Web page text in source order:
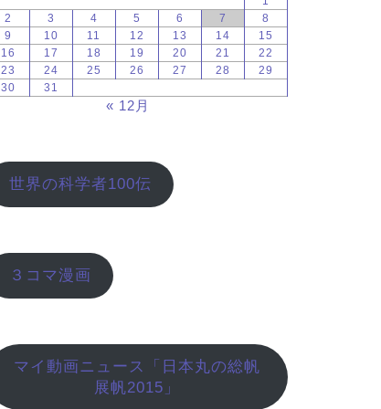
2
3 4 5 6 7
8
9
10 11 12 13 14
15
16
17 18 19 20 21
22
23
24 25 26 27 28
29
30
31
« 12月
世界の科学者100伝
３コマ漫画
マイ動画ニュース「日本丸の総帆
展帆2015」